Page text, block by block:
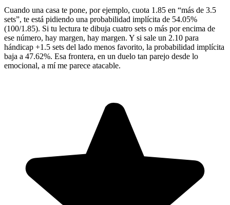
Cuando una casa te pone, por ejemplo, cuota 1.85 en “más de 3.5
sets”, te está pidiendo una probabilidad implícita de 54.05%
(100/1.85). Si tu lectura te dibuja cuatro sets o más por encima de
ese número, hay margen, hay margen. Y si sale un 2.10 para
hándicap +1.5 sets del lado menos favorito, la probabilidad implícita
baja a 47.62%. Esa frontera, en un duelo tan parejo desde lo
emocional, a mí me parece atacable.